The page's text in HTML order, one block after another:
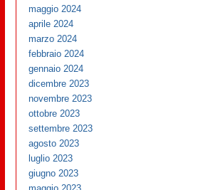
maggio 2024
aprile 2024
marzo 2024
febbraio 2024
gennaio 2024
dicembre 2023
novembre 2023
ottobre 2023
settembre 2023
agosto 2023
luglio 2023
giugno 2023